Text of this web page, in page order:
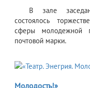
В зале
состоялось
сферы молодежной
почтовой марки.
Молодость!»